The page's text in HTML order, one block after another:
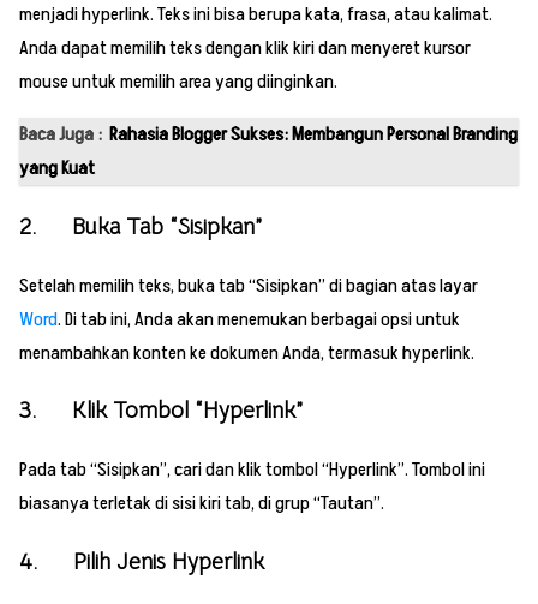
menjadi hyperlink. Teks ini bisa berupa kata, frasa, atau kalimat.
Anda dapat memilih teks dengan klik kiri dan menyeret kursor
mouse untuk memilih area yang diinginkan.
Baca Juga : Rahasia Blogger Sukses: Membangun Personal Branding
yang Kuat
2. Buka Tab “Sisipkan”
Setelah memilih teks, buka tab “Sisipkan” di bagian atas layar
Word. Di tab ini, Anda akan menemukan berbagai opsi untuk
menambahkan konten ke dokumen Anda, termasuk hyperlink.
3. Klik Tombol “Hyperlink”
Pada tab “Sisipkan”, cari dan klik tombol “Hyperlink”. Tombol ini
biasanya terletak di sisi kiri tab, di grup “Tautan”.
4. Pilih Jenis Hyperlink